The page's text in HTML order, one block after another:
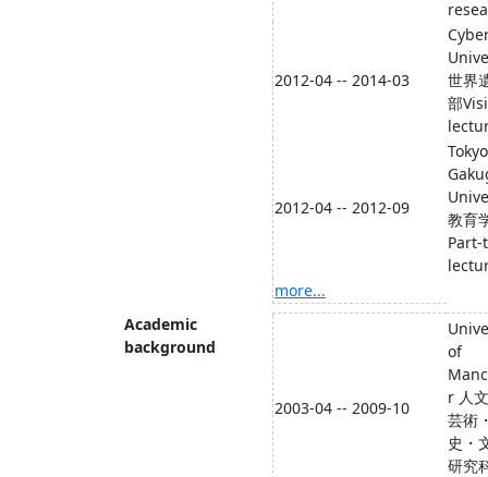
2012-04 -- 2014-03
世界
部
2012-04 -- 2012-09
Tokyo
教育
more...
Academic
background
2003-04 -- 2009-10
of
r 人
芸術
史・
研究